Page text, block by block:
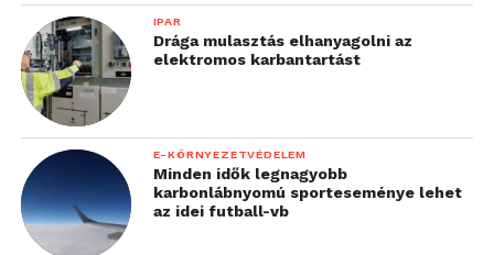
IPAR
Drága mulasztás elhanyagolni az
elektromos karbantartást
E-KÖRNYEZETVÉDELEM
Minden idők legnagyobb
karbonlábnyomú sporteseménye lehet
az idei futball-vb